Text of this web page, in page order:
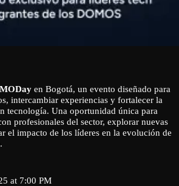
en Bogotá, un evento diseñado para
intercambiar experiencias y fortalecer la
tecnología. Una oportunidad única para
profesionales del sector, explorar nuevas
el impacto de los líderes en la evolución de
at 7:00 PM